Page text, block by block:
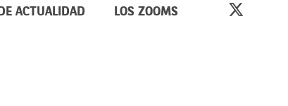
ACTUALIDAD LOS ZOOMS